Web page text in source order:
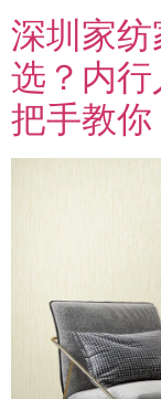
深圳家
选？内
把手教